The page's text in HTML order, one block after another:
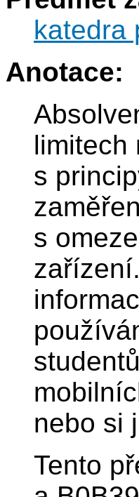
katedra
Anotace:
limitech
s
s
nebo si
Tento